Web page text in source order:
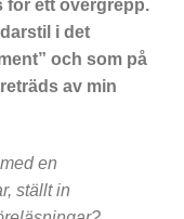
för ett övergrepp.
i det
och som på
av min
en
ställt in